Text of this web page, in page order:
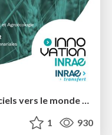
Quelles valorisations des logiciels vers le monde socio-économique dans un contexte de Science Ouverte ?
1 930